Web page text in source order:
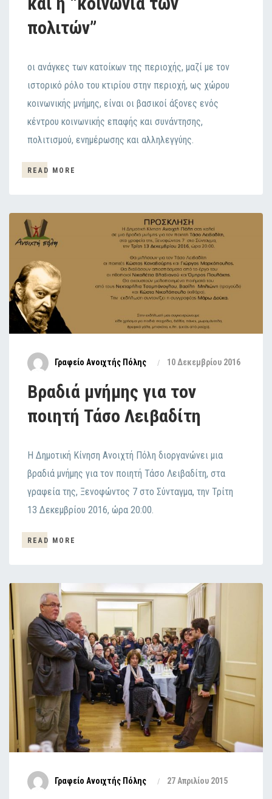
πολιτών”
οι ανάγκες των κατοίκων της περιοχής, μαζί με τον
ιστορικό ρόλο του κτιρίου στην περιοχή, ως χώρου
κοινωνικής μνήμης, είναι οι βασικοί άξονες ενός
κέντρου κοινωνικής επαφής και συνάντησης,
πολιτισμού, ενημέρωσης και αλληλεγγύης.
READ MORE
Γραφείο Ανοιχτής Πόλης 10 Δεκεμβρίου 2016
Bραδιά μνήμης για τον
ποιητή Τάσο Λειβαδίτη
Η Δημοτική Κίνηση Ανοιχτή Πόλη διοργανώνει μια
βραδιά μνήμης για τον ποιητή Τάσο Λειβαδίτη, στα
γραφεία της, Ξενοφώντος 7 στο Σύνταγμα, την Τρίτη
13 Δεκεμβρίου 2016, ώρα 20:00.
READ MORE
Γραφείο Ανοιχτής Πόλης 27 Απριλίου 2015